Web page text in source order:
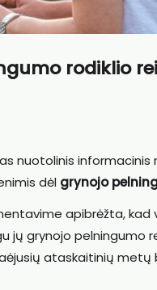
rodiklio
nuotolinis informacinis
dėl grynojo
apibrėžta, kad
jų grynojo pelningumo
ataskaitinių metų